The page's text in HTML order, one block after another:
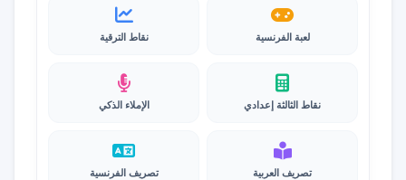
لعبة الفرنسية نقاط الترقية
نقاط الثالثة إعدادي الإملاء الذكي
تصريف العربية تصريف الفرنسية